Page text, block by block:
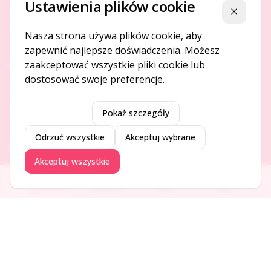
Platforma ogłoszeń i firm, która łączy ludzi i rozwija biznes
O NAS
DODAJ I PROMUJ
Dodaj ogłoszenie
Dodaj firmę
Ogłoszenia Aktualności Firmy Blog
Ustawienia plików cookie Zamknij
Nasza strona używa plików cookie, aby
zapewnić najlepsze doświadczenia. Możesz
zaakceptować wszystkie pliki cookie lub
dostosować swoje preferencje.
Pokaż szczegóły
Odrzuć wszystkie Akceptuj wybrane
Akceptuj wszystkie